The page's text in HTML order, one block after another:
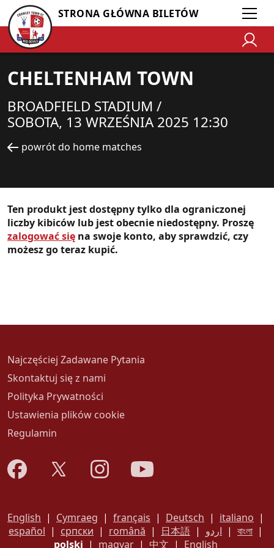
STRONA GŁÓWNA BILETÓW
CHELTENHAM TOWN
BROADFIELD STADIUM /
SOBOTA, 13 WRZEŚNIA 2025 12:30
powrót do home matches
Ten produkt jest dostępny tylko dla ograniczonej
liczby kibiców lub jest obecnie niedostępny. Proszę
zalogować się na swoje konto, aby sprawdzić, czy
możesz go teraz kupić.
Najczęściej Zadawane Pytania
Skontaktuj się z nami
Polityka Prywatności
Ustawienia plików cookie
Regulamin
English | Cymraeg | français | Deutsch | italiano |
español | српски | română | 日本語 | اردو | বাংলা |
polski | magyar | 中文 | English